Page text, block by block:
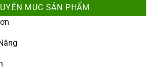
MỤC SẢN PHẨM